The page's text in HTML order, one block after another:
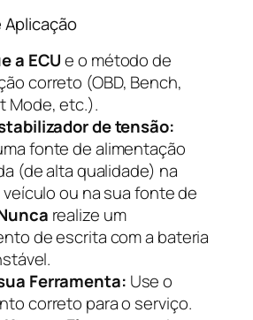
Aplicação
a ECUe o método de
correto (OBD, Bench,
Mode, etc.).
de tensão:
fonte de alimentação
(de alta qualidade) na
ou na sua fonte de
realize um
de escrita com a bateria
Ferramenta: Use o
correto para o serviço.